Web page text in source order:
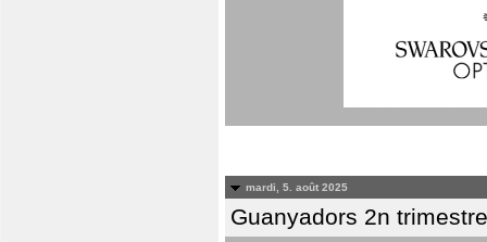
mardi, 5. août 2025
Guanyadors 2n